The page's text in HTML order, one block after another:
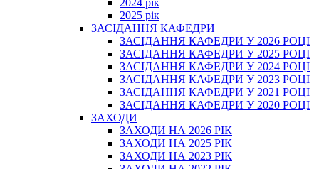
2024 рік
2025 рік
ЗАСІДАННЯ КАФЕДРИ
ЗАСІДАННЯ КАФЕДРИ У 2026 РОЦІ
ЗАСІДАННЯ КАФЕДРИ У 2025 РОЦІ
ЗАСІДАННЯ КАФЕДРИ У 2024 РОЦІ
ЗАСІДАННЯ КАФЕДРИ У 2023 РОЦІ
ЗАСІДАННЯ КАФЕДРИ У 2021 РОЦІ
ЗАСІДАННЯ КАФЕДРИ У 2020 РОЦІ
ЗАХОДИ
ЗАХОДИ НА 2026 РІК
ЗАХОДИ НА 2025 РІК
ЗАХОДИ НА 2023 РІК